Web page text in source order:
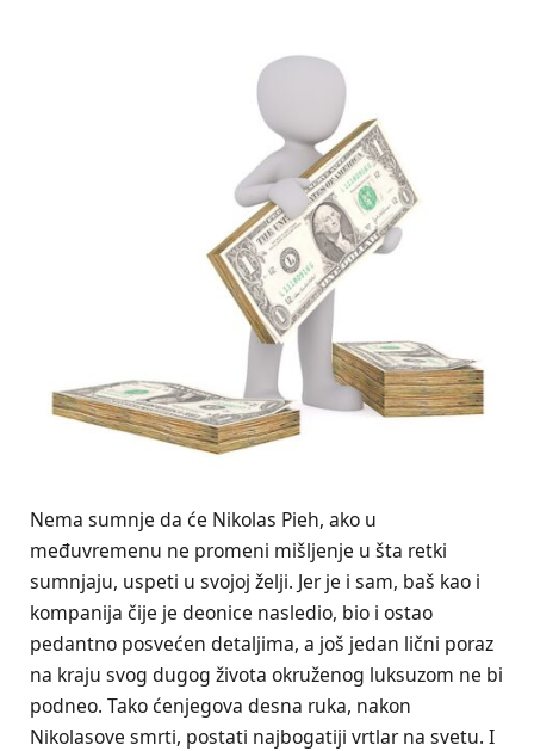
Nema sumnje da će Nikolas Pieh, ako u
međuvremenu ne promeni mišljenje u šta retki
sumnjaju, uspeti u svojoj želji. Jer je i sam, baš kao i
kompanija čije je deonice nasledio, bio i ostao
pedantno posvećen detaljima, a još jedan lični poraz
na kraju svog dugog života okruženog luksuzom ne bi
podneo. Tako ćenjegova desna ruka, nakon
Nikolasove smrti, postati najbogatiji vrtlar na svetu. I